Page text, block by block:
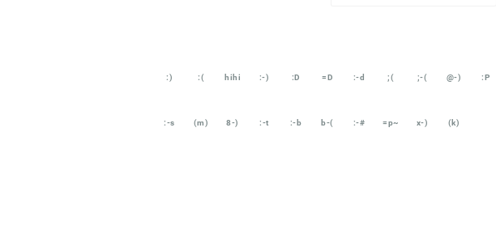
:) :( hihi :-) :D =D :-d ;( ;-( @-) :P
:-s (m) 8-) :-t :-b b-( :-# =p~ x-) (k)